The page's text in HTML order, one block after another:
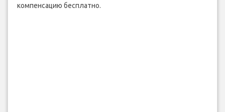
компенсацию бесплатно.